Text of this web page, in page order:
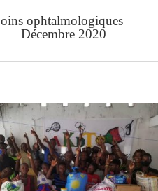
ophtalmologiques –
Décembre 2020